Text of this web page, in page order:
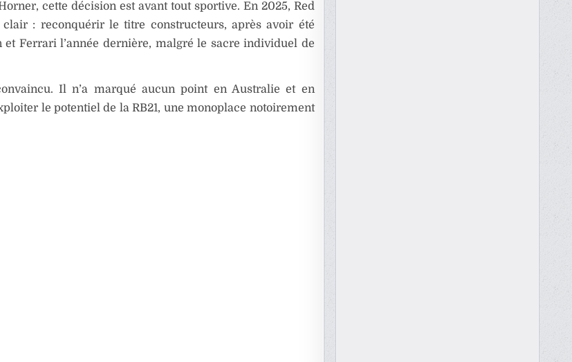
cette décision est avant tout sportive. En 2025, Red
: reconquérir le titre constructeurs, après avoir été
et Ferrari l’année dernière, malgré le sacre individuel de
Il n’a marqué aucun point en Australie et en
le potentiel de la RB21, une monoplace notoirement